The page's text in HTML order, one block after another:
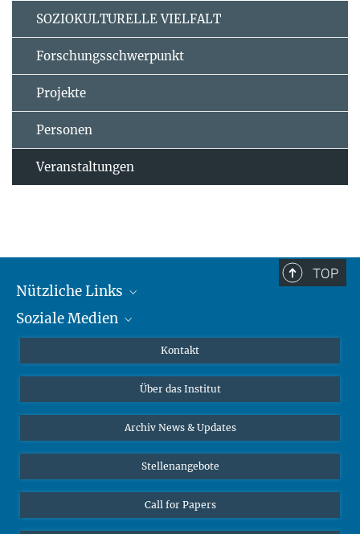
SOZIOKULTURELLE VIELFALT
Forschungsschwerpunkt
Projekte
Personen
Veranstaltungen
TOP
Nützliche Links
MMG Alumni Corner
Online-Vorträge
Interviews zum Thema "Diversity"
Soziale Medien
Bluesky
Kontakt
Über das Institut
Archiv News & Updates
Stellenangebote
Call for Papers